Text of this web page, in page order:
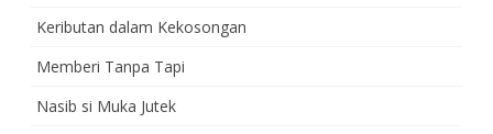
Keributan dalam Kekosongan
Memberi Tanpa Tapi
Nasib si Muka Jutek